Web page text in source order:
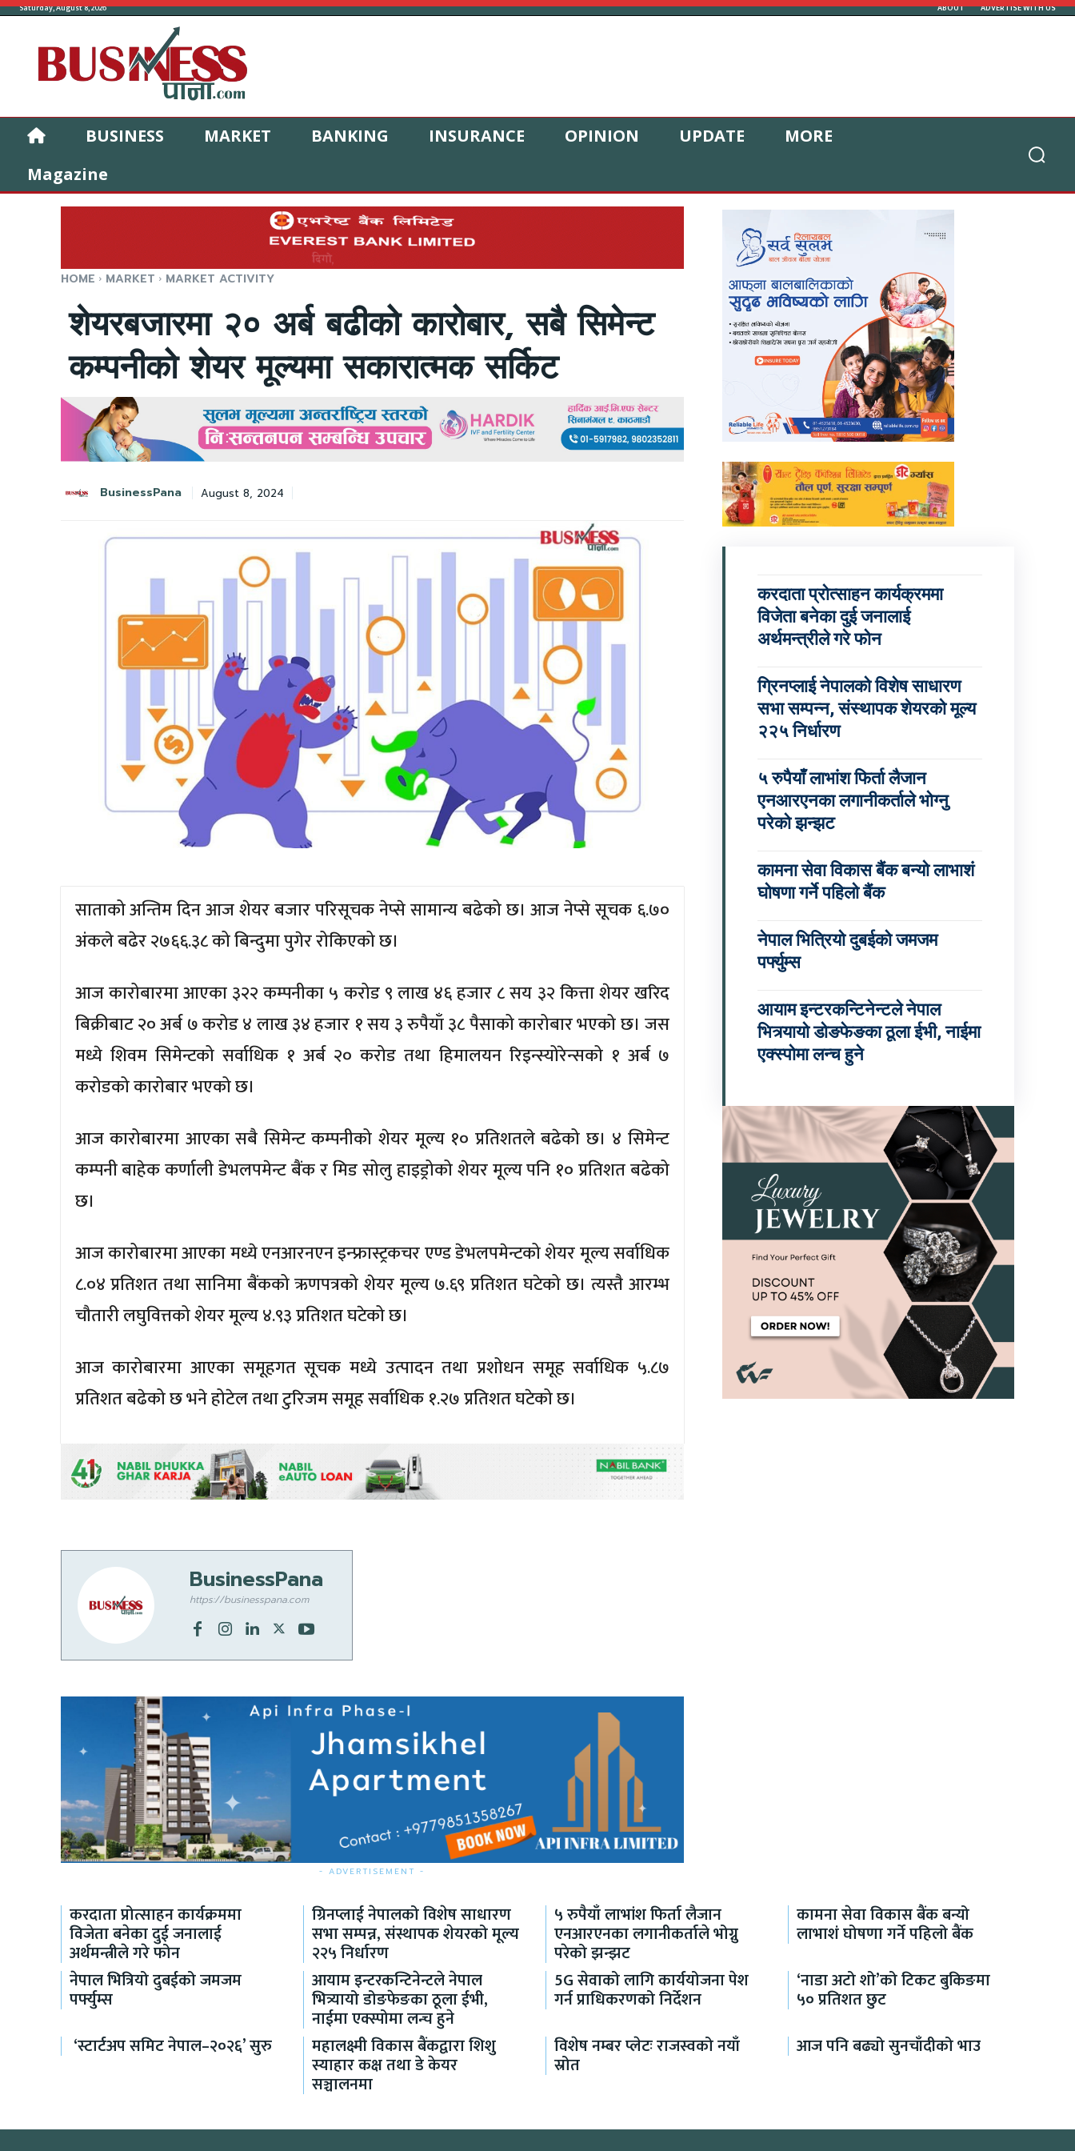
Saturday, August 8, 2026 ABOUT ADVERTISE WITH US
BUSINESS MARKET BANKING INSURANCE OPINION UPDATE
MORE
Magazine
HOME MARKET MARKET ACTIVITY
शेयरबजारमा २० अर्ब बढीको कारोबार, सबै सिमेन्ट
कम्पनीको शेयर मूल्यमा सकारात्मक सर्किट
BusinessPana August 8, 2024
साताको अन्तिम दिन आज शेयर बजार परिसूचक नेप्से सामान्य बढेको छ। आज नेप्से सूचक ६.७०
अंकले बढेर २७६६.३८ को बिन्दुमा पुगेर रोकिएको छ।
आज कारोबारमा आएका ३२२ कम्पनीका ५ करोड ९ लाख ४६ हजार ८ सय ३२ कित्ता शेयर खरिद
बिक्रीबाट २० अर्ब ७ करोड ४ लाख ३४ हजार १ सय ३ रुपैयाँ ३८ पैसाको कारोबार भएको छ। जस
मध्ये शिवम सिमेन्टको सर्वाधिक १ अर्ब २० करोड तथा हिमालयन रिइन्स्योरेन्सको १ अर्ब ७
करोडको कारोबार भएको छ।
आज कारोबारमा आएका सबै सिमेन्ट कम्पनीको शेयर मूल्य १० प्रतिशतले बढेको छ। ४ सिमेन्ट
कम्पनी बाहेक कर्णाली डेभलपमेन्ट बैंक र मिड सोलु हाइड्रोको शेयर मूल्य पनि १० प्रतिशत बढेको
छ।
आज कारोबारमा आएका मध्ये एनआरनएन इन्फ्रास्ट्रकचर एण्ड डेभलपमेन्टको शेयर मूल्य सर्वाधिक
८.०४ प्रतिशत तथा सानिमा बैंकको ऋणपत्रको शेयर मूल्य ७.६९ प्रतिशत घटेको छ। त्यस्तै आरम्भ
चौतारी लघुवित्तको शेयर मूल्य ४.९३ प्रतिशत घटेको छ।
आज कारोबारमा आएका समूहगत सूचक मध्ये उत्पादन तथा प्रशोधन समूह सर्वाधिक ५.८७
प्रतिशत बढेको छ भने होटेल तथा टुरिजम समूह सर्वाधिक १.२७ प्रतिशत घटेको छ।
BusinessPana
https://businesspana.com
- ADVERTISEMENT -
करदाता प्रोत्साहन कार्यक्रममा
विजेता बनेका दुई जनालाई
अर्थमन्त्रीले गरे फोन
ग्रिनप्लाई नेपालको विशेष साधारण
सभा सम्पन्न, संस्थापक शेयरको मूल्य
२२५ निर्धारण
५ रुपैयाँ लाभांश फिर्ता लैजान
एनआरएनका लगानीकर्ताले भोग्नु
परेको झन्झट
कामना सेवा विकास बैंक बन्यो लाभाशं
घोषणा गर्ने पहिलो बैंक
नेपाल भित्रियो दुबईको जमजम
पर्फ्युम्स
आयाम इन्टरकन्टिनेन्टले नेपाल
भित्र्यायो डोङफेङका ठूला ईभी, नाईमा
एक्स्पोमा लन्च हुने
करदाता प्रोत्साहन कार्यक्रममा
विजेता बनेका दुई जनालाई
अर्थमन्त्रीले गरे फोन
ग्रिनप्लाई नेपालको विशेष साधारण
सभा सम्पन्न, संस्थापक शेयरको मूल्य
२२५ निर्धारण
५ रुपैयाँ लाभांश फिर्ता लैजान
एनआरएनका लगानीकर्ताले भोग्नु
परेको झन्झट
कामना सेवा विकास बैंक बन्यो
लाभाशं घोषणा गर्ने पहिलो बैंक
नेपाल भित्रियो दुबईको जमजम
पर्फ्युम्स
आयाम इन्टरकन्टिनेन्टले नेपाल
भित्र्यायो डोङफेङका ठूला ईभी,
नाईमा एक्स्पोमा लन्च हुने
5G सेवाको लागि कार्ययोजना पेश
गर्न प्राधिकरणको निर्देशन
‘नाडा अटो शो’को टिकट बुकिङमा
५० प्रतिशत छुट
‘स्टार्टअप समिट नेपाल–२०२६’ सुरु
महालक्ष्मी विकास बैंकद्वारा शिशु
स्याहार कक्ष तथा डे केयर
सञ्चालनमा
विशेष नम्बर प्लेटः राजस्वको नयाँ
स्रोत
आज पनि बढ्यो सुनचाँदीको भाउ